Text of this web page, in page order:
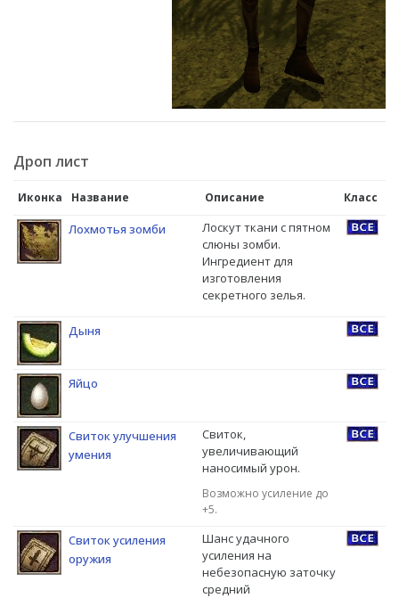
Дроп лист
Иконка Название Описание Класс
Лохмотья зомби
Лоскут ткани с пятном
слюны зомби.
Ингредиент для
изготовления
секретного зелья.
Дыня
Яйцо
Свиток улучшения
умения
Свиток,
увеличивающий
наносимый урон.
Возможно усиление до
+5.
Свиток усиления
оружия
Шанс удачного
усиления на
небезопасную заточку
средний